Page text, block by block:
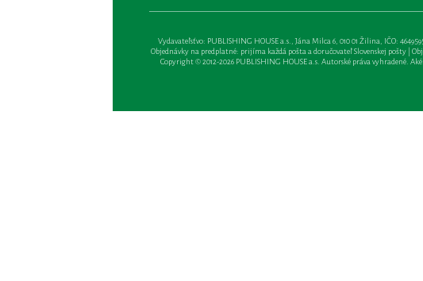
Vydavateľsťvo: PUBLISHING HOUSE a.s., Jána Milca 6, 010 01 Žilina, IČO:
Objednávky na predplatné: prijíma každá pošta a doručovateľ Slovenskej pošty |
Copyright © 2012-2026 PUBLISHING HOUSE a.s. Autorské práva vyhradené.